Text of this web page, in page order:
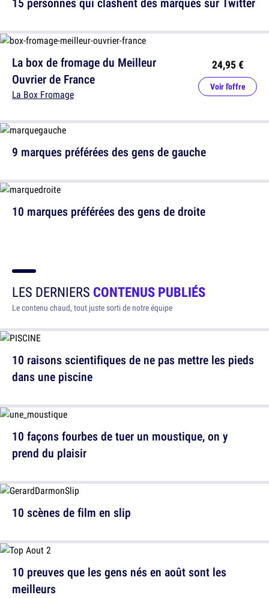
La box de fromage du Meilleur
Ouvrier de France
La Box Fromage
24,95 €
Voir l'offre
10 marques préférées des gens de droite
9 marques préférées des gens de gauche
LES DERNIERS CONTENUS PUBLIÉS
Le contenu chaud, tout juste sorti de notre équipe
10 raisons scientifiques de ne pas mettre les pieds
dans une piscine
10 scènes de film en slip
10 façons fourbes de tuer un moustique, on y
prend du plaisir
10 preuves que les gens nés en août sont les
meilleurs